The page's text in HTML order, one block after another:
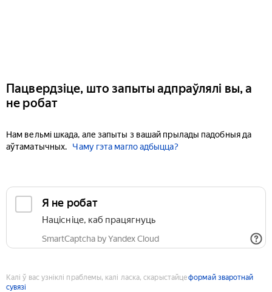
Пацвердзіце, што запыты адпраўлялі вы, а
не робат
Нам вельмі шкада, але запыты з вашай прылады падобныя да
аўтаматычных.
Чаму гэта магло адбыцца?
Я не робат
Націсніце, каб працягнуць
SmartCaptcha by Yandex Cloud
Калі ў вас узніклі праблемы, калі ласка, скарыстайцеформай зваротнай
сувязі